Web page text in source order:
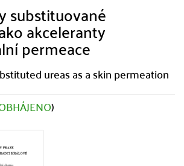
substituované
akceleranty
permeace
ureas as a skin permeation
)